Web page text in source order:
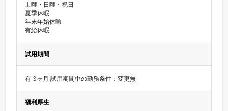
土曜・日曜・祝日
夏季休暇
年末年始休暇
有給休暇
試用期間
有 3ヶ月 試用期間中の勤務条件：変更無
福利厚生